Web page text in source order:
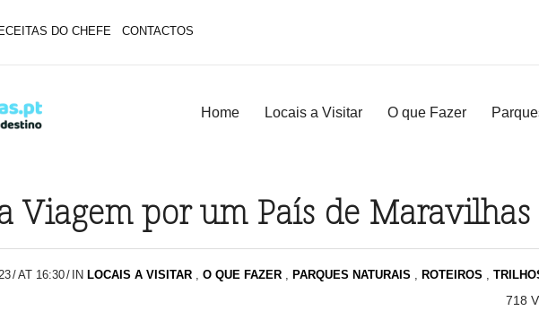
DO CHEFE CONTACTOS
Home Locais a Visitar O que Fazer
Viagem por um País de Maravilhas
/AT 16:30/ IN LOCAIS A VISITAR , O QUE FAZER , PARQUES NATURAIS , ROTEIROS ,
718